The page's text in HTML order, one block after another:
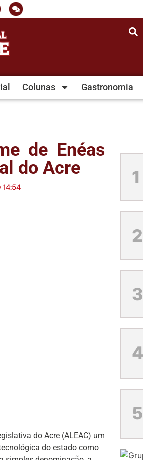
Colunas Gastronomia
de Enéas
do Acre
14:54
do Acre (ALEAC) um
do estado como
1
2
3
4
5